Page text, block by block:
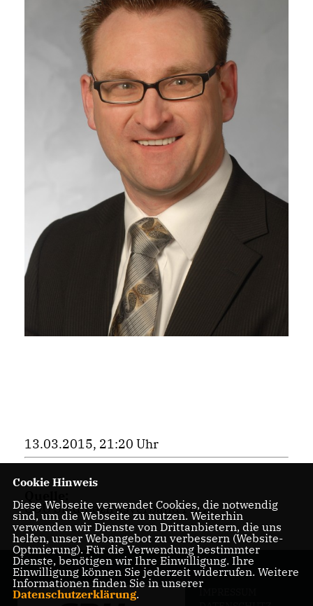
13.03.2015, 21:20 Uhr
CDU Stadtbezirksverband Porz
Cookie Hinweis
Diese Webseite verwendet Cookies, die notwendig
sind, um die Webseite zu nutzen. Weiterhin
verwenden wir Dienste von Drittanbietern, die uns
helfen, unser Webangebot zu verbessern (Website-
Optmierung). Für die Verwendung bestimmter
Dienste, benötigen wir Ihre Einwilligung. Ihre
Einwilligung können Sie jederzeit widerrufen. Weitere
Informationen finden Sie in unserer
Datenschutzerklärung.